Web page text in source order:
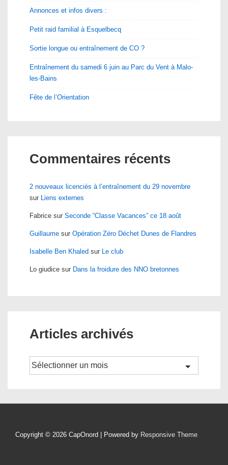
Annonces et infos divers :
Petit raid familial à Esquelbecq
Sortie longue ou entraînement de CO ?
Entraînement du samedi 6 juin au Parc du Vent à Malo-
les-Bains
Fête de l’Orientation
Commentaires récents
2 nouveaux licenciés à l’entraînement du 29 novembre
sur
Liens externes
Fabrice sur Seconde “Classe Vacances” ce 18 août
Guillaume sur Opération Zéro Déchet Dunes de Flandres
Isabelle Ben Khaled sur Le club
Lo giudice sur Dans la froidure des NNO bretonnes
Articles archivés
Archives
Copyright © 2026 CapOnord | Powered by Responsive Theme